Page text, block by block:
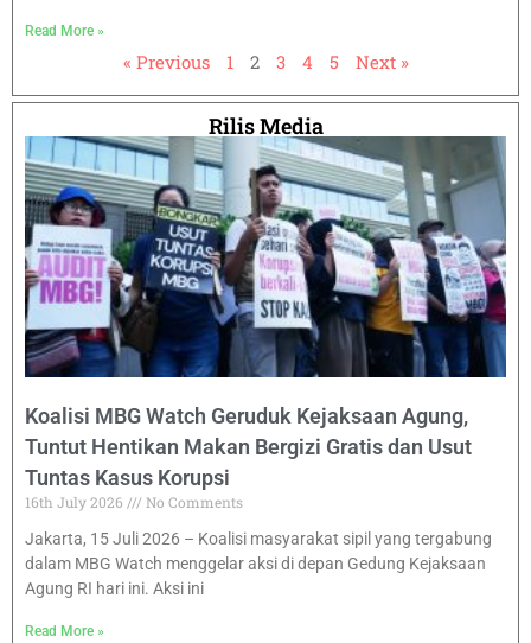
Read More »
« Previous 1 2 3 4 5 Next »
Rilis Media
Koalisi MBG Watch Geruduk Kejaksaan Agung,
Tuntut Hentikan Makan Bergizi Gratis dan Usut
Tuntas Kasus Korupsi
16th July 2026
No Comments
Jakarta, 15 Juli 2026 – Koalisi masyarakat sipil yang tergabung
dalam MBG Watch menggelar aksi di depan Gedung Kejaksaan
Agung RI hari ini. Aksi ini
Read More »